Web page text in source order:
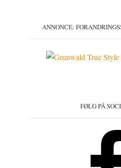
ANNONCE:
FØLG PÅ